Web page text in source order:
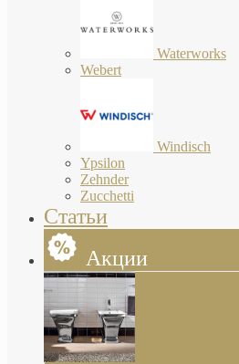
Waterworks
Webert
Windisch
Ypsilon
Zehnder
Zucchetti
Статьи
Акции